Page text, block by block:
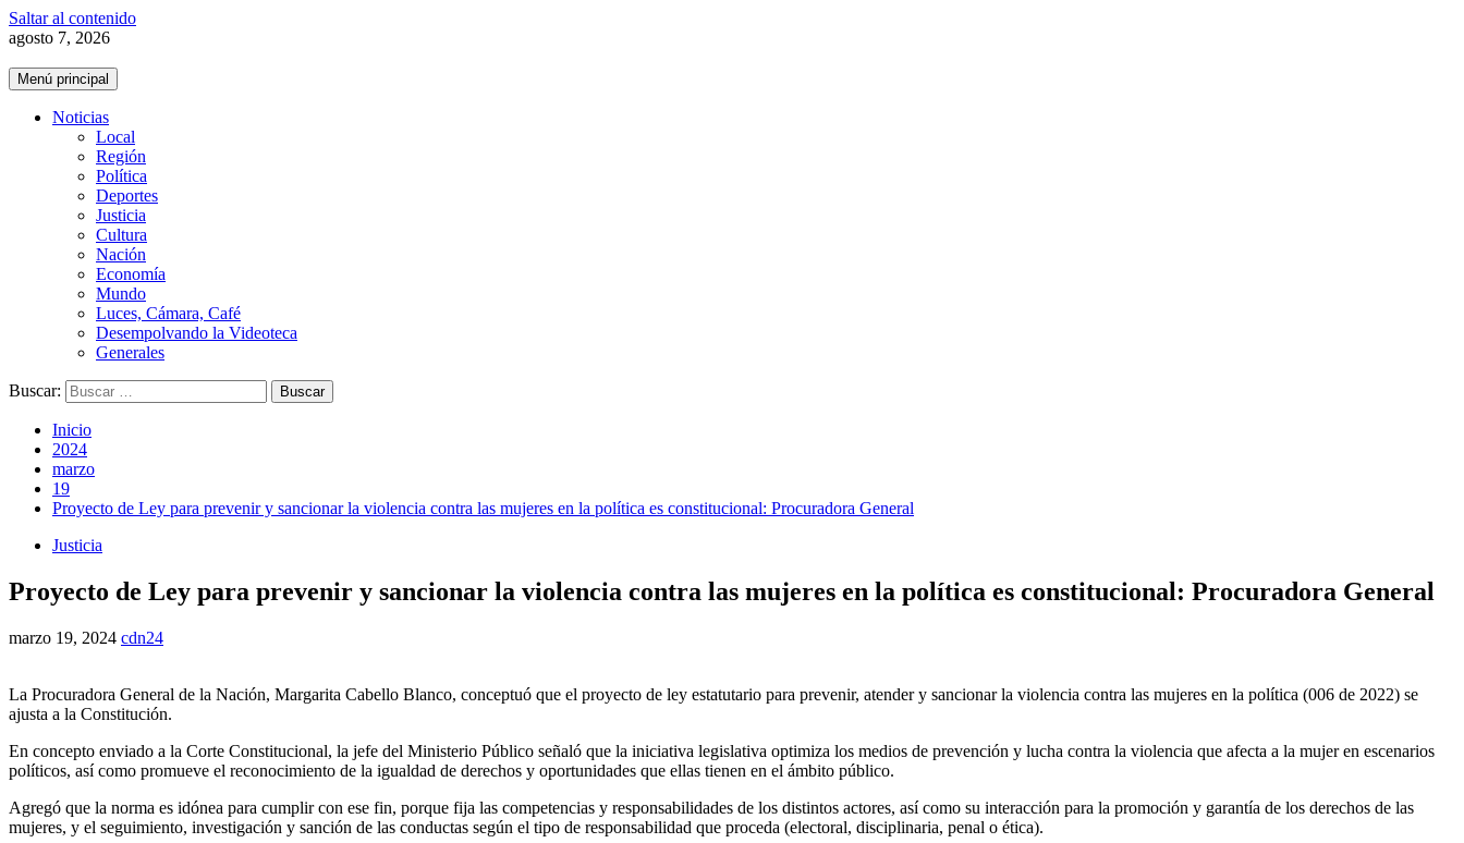
Saltar al contenido
agosto 7, 2026
Menú principal
Noticias
Local
Región
Política
Deportes
Justicia
Cultura
Nación
Economía
Mundo
Luces, Cámara, Café
Desempolvando la Videoteca
Generales
Buscar:
Inicio
2024
marzo
19
Proyecto de Ley para prevenir y sancionar la violencia contra las mujeres en la política es constitucional: Procuradora General
Justicia
Proyecto de Ley para prevenir y sancionar la violencia contra las mujeres en la política es constitucional: Procuradora General
marzo 19, 2024 cdn24
La Procuradora General de la Nación, Margarita Cabello Blanco, conceptuó que el proyecto de ley estatutario para prevenir, atender y sancionar la violencia contra las mujeres en la política (006 de 2022) se
ajusta a la Constitución.
En concepto enviado a la Corte Constitucional, la jefe del Ministerio Público señaló que la iniciativa legislativa optimiza los medios de prevención y lucha contra la violencia que afecta a la mujer en escenarios
políticos, así como promueve el reconocimiento de la igualdad de derechos y oportunidades que ellas tienen en el ámbito público.
Agregó que la norma es idónea para cumplir con ese fin, porque fija las competencias y responsabilidades de los distintos actores, así como su interacción para la promoción y garantía de los derechos de las
mujeres, y el seguimiento, investigación y sanción de las conductas según el tipo de responsabilidad que proceda (electoral, disciplinaria, penal o ética).